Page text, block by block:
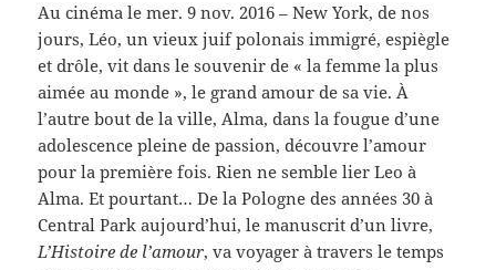
Au cinéma le mer. 9 nov. 2016 –New York, de nos
jours, Léo, un vieux juif polonais immigré, espiègle
et drôle, vit dans le souvenir de « la femme la plus
aimée au monde », le grand amour de sa vie. À
l’autre bout de la ville, Alma, dans la fougue d’une
adolescence pleine de passion, découvre l’amour
pour la première fois. Rien ne semble lier Leo à
Alma. Et pourtant… De la Pologne des années 30 à
Central Park aujourd’hui, le manuscrit d’un livre,
L’Histoire de l’amour, va voyager à travers le temps